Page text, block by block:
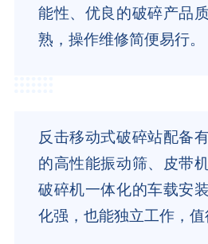
能性、优良的破碎产品
熟，操作维修简便易行。
反击移动式破碎站配备
的高性能振动筛、皮带
破碎机一体化的车载安
化强，也能独立工作，值